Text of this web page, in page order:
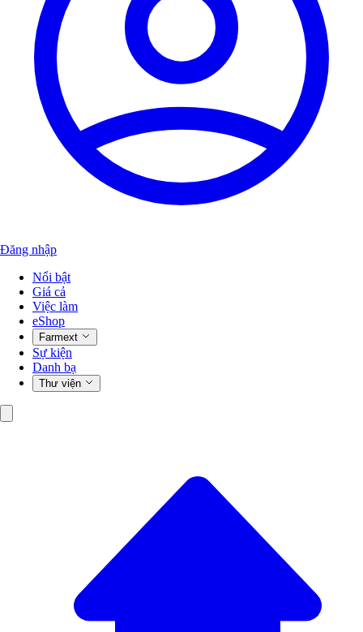
Đăng nhập
Nổi bật
Giá cả
Việc làm
eShop
Farmext
Sự kiện
Danh bạ
Thư viện